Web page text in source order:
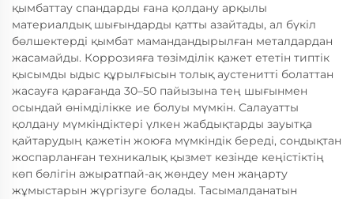
қымбаттау спандарды ғана қолдану арқылы
материалдық шығындарды қатты азайтады, ал бүкіл
бөлшектерді қымбат мамандандырылған металдардан
жасамайды. Коррозияға төзімділік қажет ететін типтік
қысымды ыдыс құрылғысын толық аустенитті болаттан
жасауға қарағанда 30–50 пайызына тең шығынмен
осындай өнімділікке ие болуы мүмкін. Салауатты
қолдану мүмкіндіктері үлкен жабдықтарды зауытқа
қайтарудың қажетін жоюға мүмкіндік береді, сондықтан
жоспарланған техникалық қызмет кезінде кеңістіктің
көп бөлігін ажыратпай-ақ жөндеу мен жаңарту
жұмыстарын жүргізуге болады. Тасымалданатын